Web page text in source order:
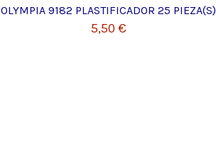
OLYMPIA 9182 PLASTIFICADOR 25 PIEZA(S)
5,50 €